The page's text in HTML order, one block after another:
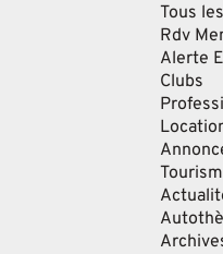
Tous
Rdv
Alerte
Clubs